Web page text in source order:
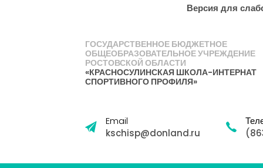
Версия для
ГОСУДАРСТВЕННОЕ БЮДЖЕТНОЕ
ОБЩЕОБРАЗОВАТЕЛЬНОЕ УЧРЕЖДЕНИЕ
РОСТОВСКОЙ ОБЛАСТИ
«КРАСНОСУЛИНСКАЯ ШКОЛА-ИНТЕРНАТ
СПОРТИВНОГО ПРОФИЛЯ»
Email
kschisp@donland.ru